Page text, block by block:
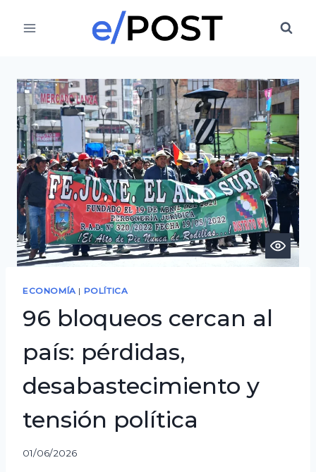
ECONOMÍA | POLÍTICA
96 bloqueos cercan al
país: pérdidas,
desabastecimiento y
tensión política
01/06/2026